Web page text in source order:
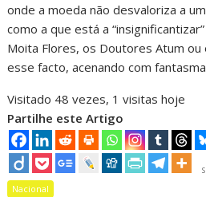
onde a moeda não desvaloriza a
como a que está a
Moita Flores, os Doutores Atum
esse facto, acenando com
Visitado 48 vezes, 1 visitas hoje
Partilhe este Artigo
Nacional